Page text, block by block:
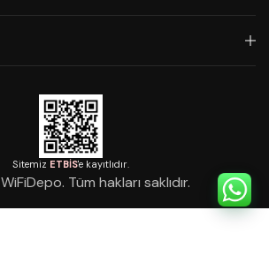
Sitemiz ETBİS'e kayıtlıdır.
WiFiDepo. Tüm hakları saklıdır.